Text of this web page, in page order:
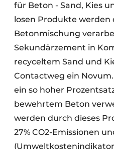
für Beton - Sand, Kies
losen Produkte werden
Betonmischung
Sekundärzement in
recyceltem Sand und
Contactweg ein
ein so hoher
bewehrtem Beton
werden durch dieses
27% CO2-Emissionen